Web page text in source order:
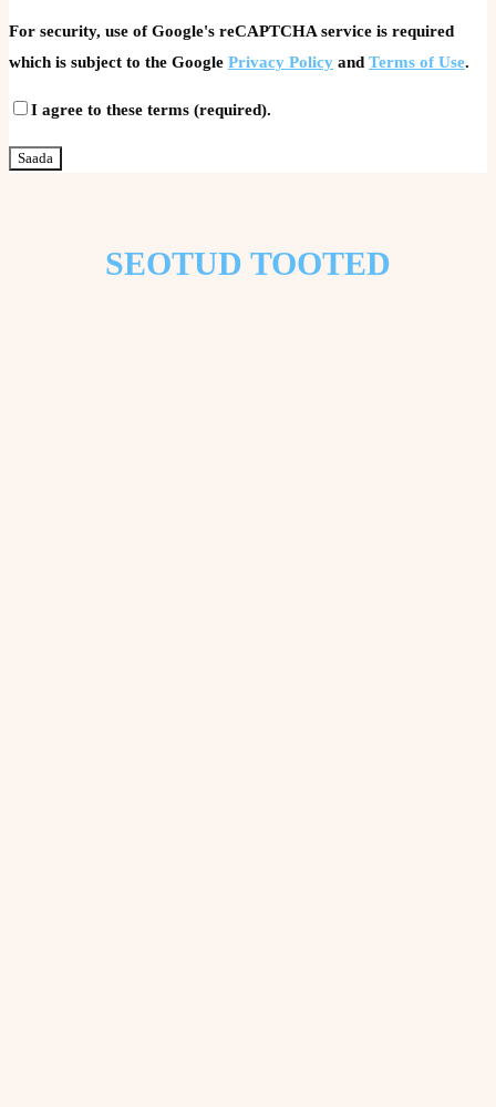
For security, use of Google's reCAPTCHA service is required
which is subject to the Google Privacy Policy and Terms of Use.
I agree to these terms (required).
SEOTUD TOOTED